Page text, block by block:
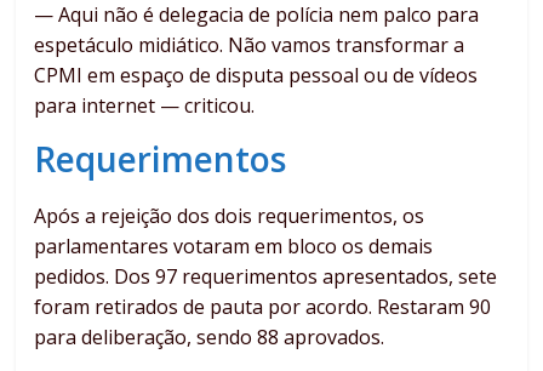
— Aqui não é delegacia de polícia nem palco para
espetáculo midiático. Não vamos transformar a
CPMI em espaço de disputa pessoal ou de vídeos
para internet — criticou.
Requerimentos
Após a rejeição dos dois requerimentos, os
parlamentares votaram em bloco os demais
pedidos. Dos 97 requerimentos apresentados, sete
foram retirados de pauta por acordo. Restaram 90
para deliberação, sendo 88 aprovados.